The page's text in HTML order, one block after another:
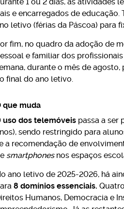
e encarregados de
letivo (férias da Páscoa) para
fim, no quadro da adoção de
e familiar dos
durante o mês de
final do ano letivo.
que muda
uso dos telemóveispassa a ser
sendo restringido para
a recomendação de
smartphonesnos espaços
ano letivo de 2025-2026, há
8 domínios essenciais.
Humanos, Democracia e